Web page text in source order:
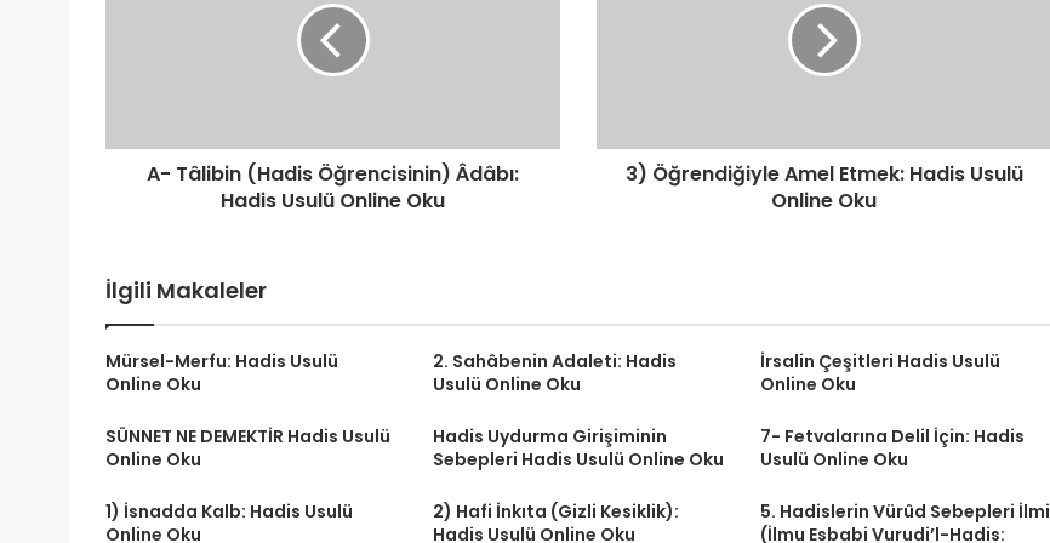
Oku
A- Tâlibin (Hadis Öğrencisinin) Âdâbı:
Hadis Usulü Online Oku
3) Öğrendiğiyle Amel Etmek: Hadis Usulü
Online Oku
İlgili Makaleler
Mürsel-Merfu: Hadis Usulü
Online Oku
2. Sahâbenin Adaleti: Hadis
Usulü Online Oku
İrsalin Çeşitleri Hadis Usulü
Online Oku
SÜNNET NE DEMEKTİR Hadis Usulü
Online Oku
Hadis Uydurma Girişiminin
Sebepleri Hadis Usulü Online Oku
7- Fetvalarına Delil İçin: Hadis
Usulü Online Oku
1) İsnadda Kalb: Hadis Usulü
Online Oku
2) Hafi İnkıta (Gizli Kesiklik):
Hadis Usulü Online Oku
5. Hadislerin Vürûd Sebepleri İlmi
(İlmu Esbabi Vurudi’l-Hadis: